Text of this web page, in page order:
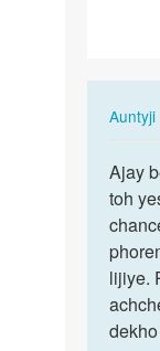
AuntyjiIn
Ajay
bete,
yadi
yeh
sex…
Ajay
toh
lijiye.